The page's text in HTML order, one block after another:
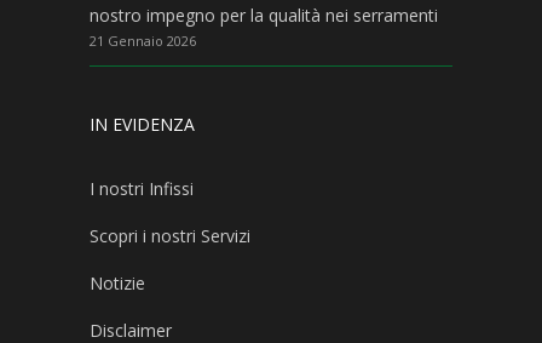
nostro impegno per la qualità nei serramenti
21 Gennaio 2026
IN EVIDENZA
I nostri Infissi
Scopri i nostri Servizi
Notizie
Disclaimer